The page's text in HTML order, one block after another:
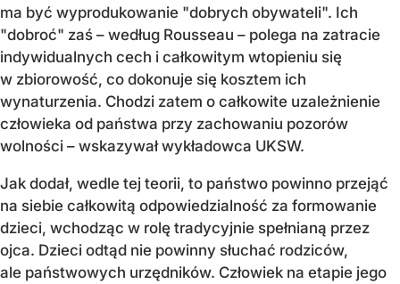
ma być wyprodukowanie "dobrych obywateli". Ich
"dobroć" zaś – według Rousseau – polega na zatracie
indywidualnych cech i całkowitym wtopieniu się
w zbiorowość, co dokonuje się kosztem ich
wynaturzenia. Chodzi zatem o całkowite uzależnienie
człowieka od państwa przy zachowaniu pozorów
wolności – wskazywał wykładowca UKSW.
Jak dodał, wedle tej teorii, to państwo powinno przejąć
na siebie całkowitą odpowiedzialność za formowanie
dzieci, wchodząc w rolę tradycyjnie spełnianą przez
ojca. Dzieci odtąd nie powinny słuchać rodziców,
ale państwowych urzędników. Człowiek na etapie jego